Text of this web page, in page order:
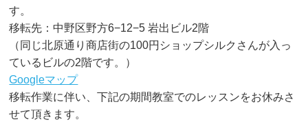
す。
移転先：中野区野方6−12−5 岩出ビル2階
（同じ北原通り商店街の100円ショップシルクさんが入っ
ているビルの2階です。）
Googleマップ
移転作業に伴い、下記の期間教室でのレッスンをお休みさ
せて頂きます。